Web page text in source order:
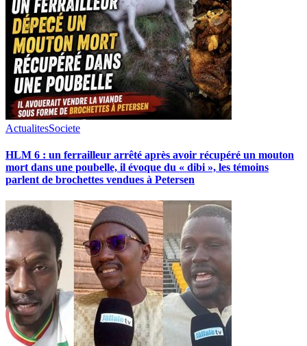
ActualitesSociete
HLM 6 : un ferrailleur arrêté après avoir récupéré un mouton
mort dans une poubelle, il évoque du « dibi », les témoins
parlent de brochettes vendues à Petersen